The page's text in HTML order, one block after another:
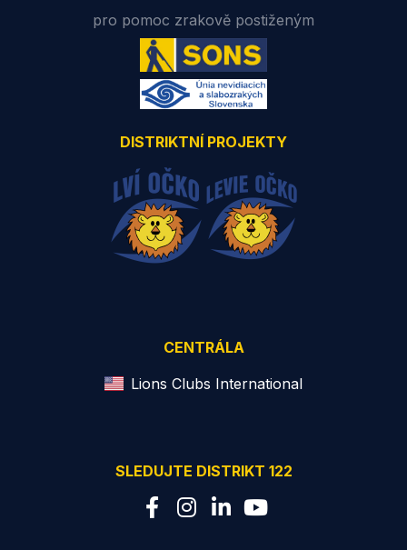
pro pomoc zrakově postiženým
DISTRIKTNÍ PROJEKTY
CENTRÁLA
Lions Clubs International
SLEDUJTE DISTRIKT 122